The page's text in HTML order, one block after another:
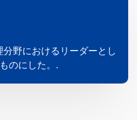
野におけるリーダーとし
のにした。.